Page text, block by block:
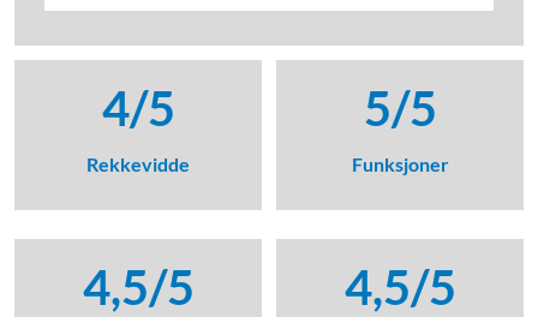
4/5
Rekkevidde
4,5/5
5/5
Funksjoner
4,5/5